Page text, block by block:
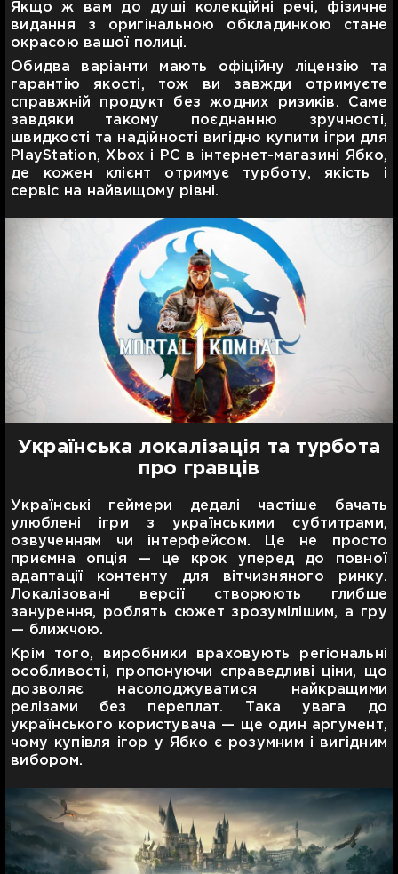
Якщо ж вам до душі колекційні речі, фізичне
видання з оригінальною обкладинкою стане
окрасою вашої полиці.
Обидва варіанти мають офіційну ліцензію та
гарантію якості, тож ви завжди отримуєте
справжній продукт без жодних ризиків. Саме
завдяки такому поєднанню зручності,
швидкості та надійності вигідно купити ігри для
PlayStation, Xbox і PC в інтернет-магазині Ябко,
де кожен клієнт отримує турботу, якість і
сервіс на найвищому рівні.
Українська локалізація та турбота
про гравців
Українські геймери дедалі частіше бачать
улюблені ігри з українськими субтитрами,
озвученням чи інтерфейсом. Це не просто
приємна опція — це крок уперед до повної
адаптації контенту для вітчизняного ринку.
Локалізовані версії створюють глибше
занурення, роблять сюжет зрозумілішим, а гру
— ближчою.
Крім того, виробники враховують регіональні
особливості, пропонуючи справедливі ціни, що
дозволяє насолоджуватися найкращими
релізами без переплат. Така увага до
українського користувача — ще один аргумент,
чому купівля ігор у Ябко є розумним і вигідним
вибором.